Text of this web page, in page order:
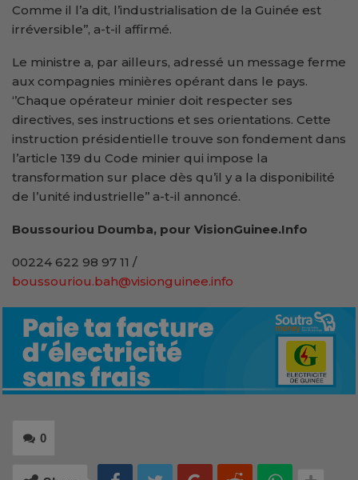
Comme il l’a dit, l’industrialisation de la Guinée est
irréversible’’, a-t-il affirmé.
Le ministre a, par ailleurs, adressé un message ferme
aux compagnies minières opérant dans le pays.
‘’Chaque opérateur minier doit respecter ses
directives, ses instructions et ses orientations. Cette
instruction présidentielle trouve son fondement dans
l’article 139 du Code minier qui impose la
transformation sur place dès qu’il y a la disponibilité
de l’unité industrielle’’ a-t-il annoncé.
Boussouriou Doumba, pour VisionGuinee.Info
00224 622 98 97 11 /
boussouriou.bah@visionguinee.info
0